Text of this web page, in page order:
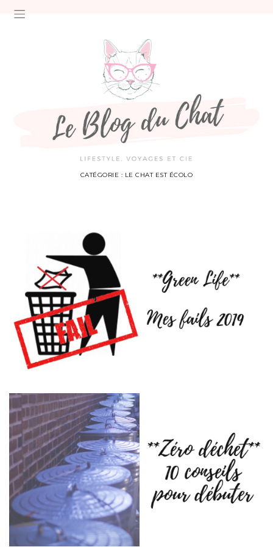
CATÉGORIE : LE CHAT EST ÉCOLO